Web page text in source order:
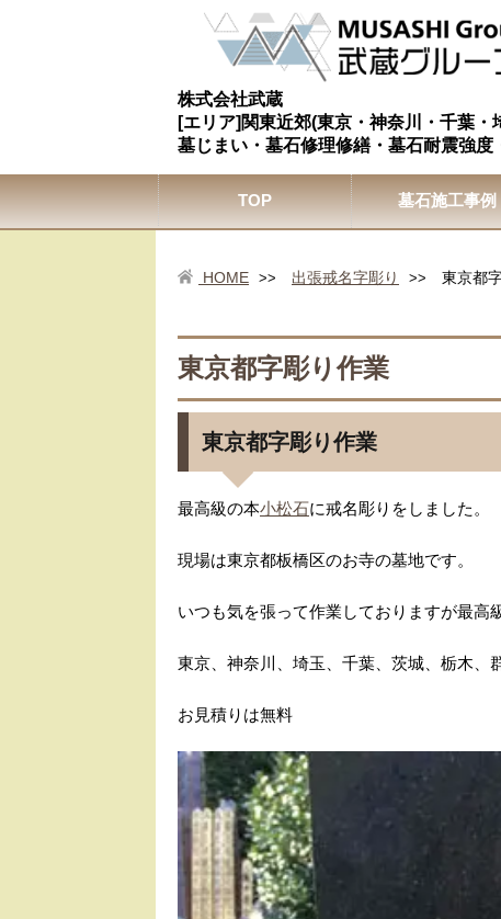
株式会社武蔵
[エリア]関東近郊(東京・神奈川・千葉
墓じまい・墓石修理修繕・墓石耐震強
TOP 墓石施工事例
HOME >> 出張戒名字彫り >> 東京都
東京都字彫り作業
東京都字彫り作業
最高級の本小松石に戒名彫りをしました。
現場は東京都板橋区のお寺の墓地です。
いつも気を張って作業しておりますが最高
東京、神奈川、埼玉、千葉、茨城、栃木、
お見積りは無料